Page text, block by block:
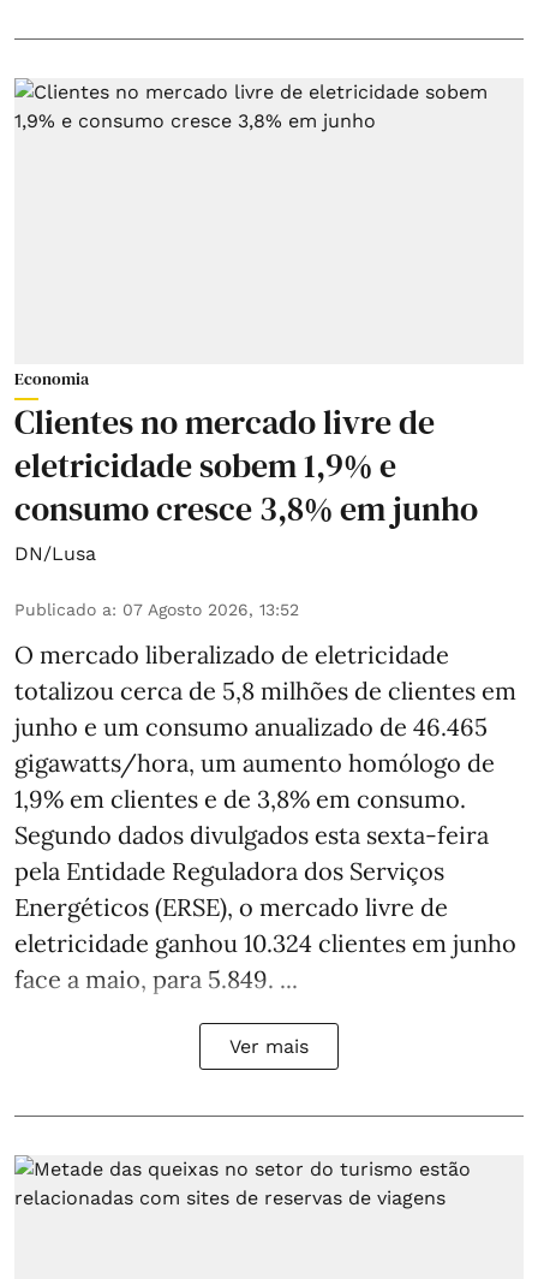
Economia
Clientes no mercado livre de
eletricidade sobem 1,9% e
consumo cresce 3,8% em junho
DN/Lusa
Publicado a: 07 Agosto 2026, 13:52
O mercado liberalizado de eletricidade
totalizou cerca de 5,8 milhões de clientes em
junho e um consumo anualizado de 46.465
gigawatts/hora, um aumento homólogo de
1,9% em clientes e de 3,8% em consumo.
Segundo dados divulgados esta sexta-feira
pela Entidade Reguladora dos Serviços
Energéticos (ERSE), o mercado livre de
eletricidade ganhou 10.324 clientes em junho
face a maio, para 5.849. ...
Ver mais